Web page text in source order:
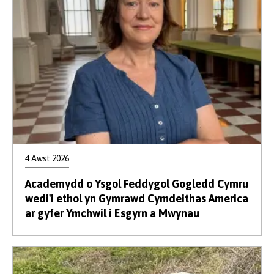
4 Awst 2026
Academydd o Ysgol Feddygol Gogledd Cymru
wedi'i ethol yn Gymrawd Cymdeithas America
ar gyfer Ymchwil i Esgyrn a Mwynau